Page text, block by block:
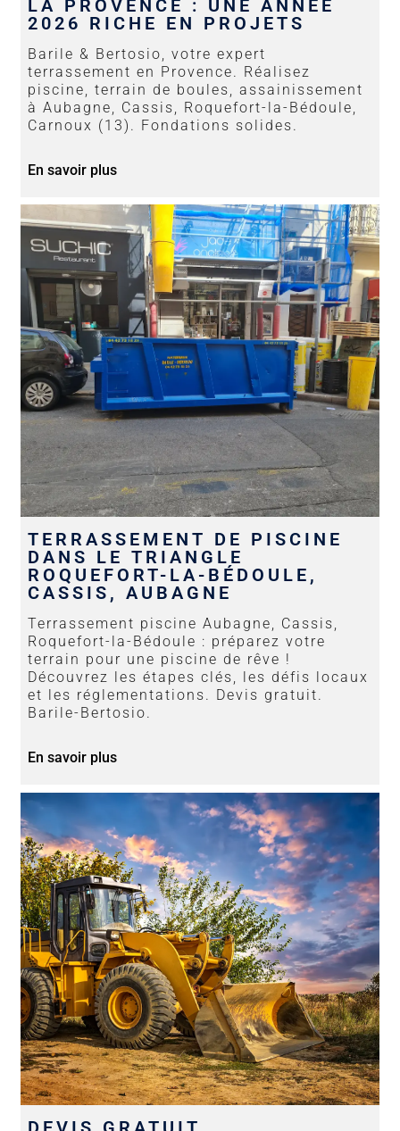
LA PROVENCE : UNE ANNÉE
2026 RICHE EN PROJETS
Barile & Bertosio, votre expert
terrassement en Provence. Réalisez
piscine, terrain de boules, assainissement
à Aubagne, Cassis, Roquefort-la-Bédoule,
Carnoux (13). Fondations solides.
En savoir plus
TERRASSEMENT DE PISCINE
DANS LE TRIANGLE
ROQUEFORT-LA-BÉDOULE,
CASSIS, AUBAGNE
Terrassement piscine Aubagne, Cassis,
Roquefort-la-Bédoule : préparez votre
terrain pour une piscine de rêve !
Découvrez les étapes clés, les défis locaux
et les réglementations. Devis gratuit.
Barile-Bertosio.
En savoir plus